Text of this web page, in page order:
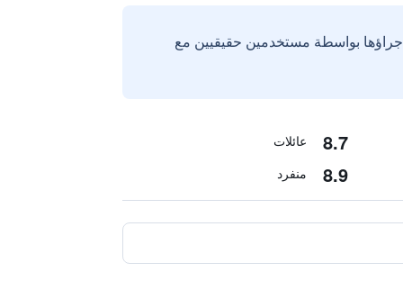
بواسطة مستخدمين حقيقيين مع
8.7 عائلات
8.9 منفرد